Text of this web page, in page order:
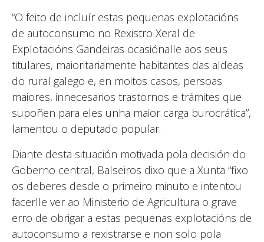
“O feito de incluír estas pequenas explotacións
de autoconsumo no Rexistro Xeral de
Explotacións Gandeiras ocasiónalle aos seus
titulares, maioritariamente habitantes das aldeas
do rural galego e, en moitos casos, persoas
maiores, innecesarios trastornos e trámites que
supoñen para eles unha maior carga burocrática”,
lamentou o deputado popular.
Diante desta situación motivada pola decisión do
Goberno central, Balseiros dixo que a Xunta “fixo
os deberes desde o primeiro minuto e intentou
facerlle ver ao Ministerio de Agricultura o grave
erro de obrigar a estas pequenas explotacións de
autoconsumo a rexistrarse e non solo pola